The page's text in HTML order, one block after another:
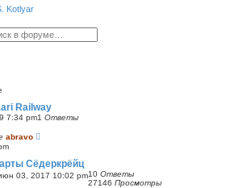
Kotlyar
Railway
7:34 pm1 Ответы
abravo
Сёдеркрёйц
03, 2017 10:02 pm10 Ответы
27146 Просмотры